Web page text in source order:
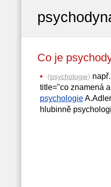
Co je
(psychologie) např.
title="co znamená
psychologie
hlubinně